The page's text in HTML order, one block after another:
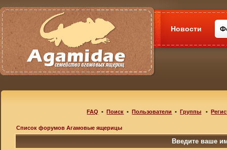
Новости
FAQ •Поиск •Пользователи •Группы •
Список форумов Агамовые ящерицы
Введите ваше